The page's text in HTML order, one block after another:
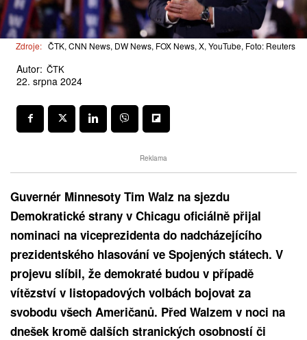
Zdroje: ČTK, CNN News, DW News, FOX News, X, YouTube, Foto: Reuters
Autor: ČTK
22. srpna 2024
Reklama
Guvernér Minnesoty Tim Walz na sjezdu
Demokratické strany v Chicagu oficiálně přijal
nominaci na viceprezidenta do nadcházejícího
prezidentského hlasování ve Spojených státech. V
projevu slíbil, že demokraté budou v případě
vítězství v listopadových volbách bojovat za
svobodu všech Američanů. Před Walzem v noci na
dnešek kromě dalších stranických osobností či